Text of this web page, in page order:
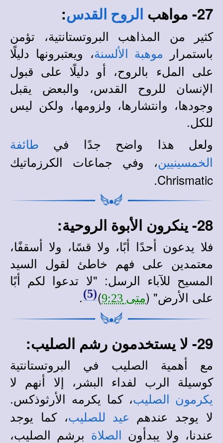
27- مواهب الروح القدس:
كثير من المذاهب البروتستانتية، تؤمن
باستمرار
موهبة الألسنة، ويعتبرونها دليلًا
على الملء بالروح، أو دليلًا على قبول
الإنسان للروح القدس، والبعض يقبل
وجودها، وانتشارها، ولزومها، ولكن ليس
للكل.
ولعل هذا واضح جدًا في
طائفة
الخمسينيين، وفي جماعات الكرزماتيك
Chrismatic.
28- ينكرون الأبوة الروحية:
فلا يدعون أحدًا أبًا، ولا قسًا، ولا أسقفًا،
معتمدين على فهم خاطئ لقول السيد
المسيح للآباء الرسل: "لا تدعوا لكم أبًا
على الأرض" (متى 9:23 )
(5)
.
29- لا يستخدمون رشم الصليب:
مع أهمية الصليب في البروتستانتية
كوسيلة الرب لفداء البشر، إلا أنهم لا
يكرمون الصليب، كما يكرمه الأرثوذكس.
لا يوجد عندهم
عيد للصليب، كما يوجد
عندنا، ولا يبدأون
الصلاة برشم الصليب،